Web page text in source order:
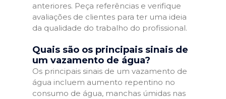
anteriores. Peça referências e verifique
avaliações de clientes para ter uma ideia
da qualidade do trabalho do profissional.
Quais são os principais sinais de
um vazamento de água?
Os principais sinais de um vazamento de
água incluem aumento repentino no
consumo de água, manchas úmidas nas